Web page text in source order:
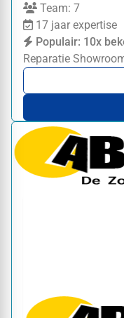
Team: 7
17 jaar expertise
Populair: 10x
Reparatie